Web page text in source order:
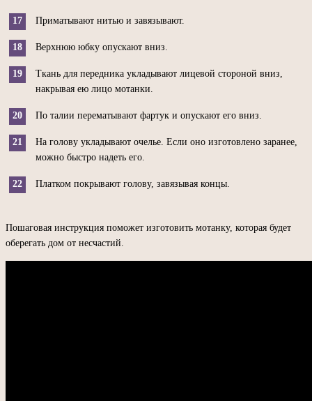
Приматывают нитью и завязывают.
Верхнюю юбку опускают вниз.
Ткань для передника укладывают лицевой стороной вниз,
накрывая ею лицо мотанки.
По талии перематывают фартук и опускают его вниз.
На голову укладывают очелье. Если оно изготовлено заранее,
можно быстро надеть его.
Платком покрывают голову, завязывая концы.
Пошаговая инструкция поможет изготовить мотанку, которая будет
оберегать дом от несчастий.